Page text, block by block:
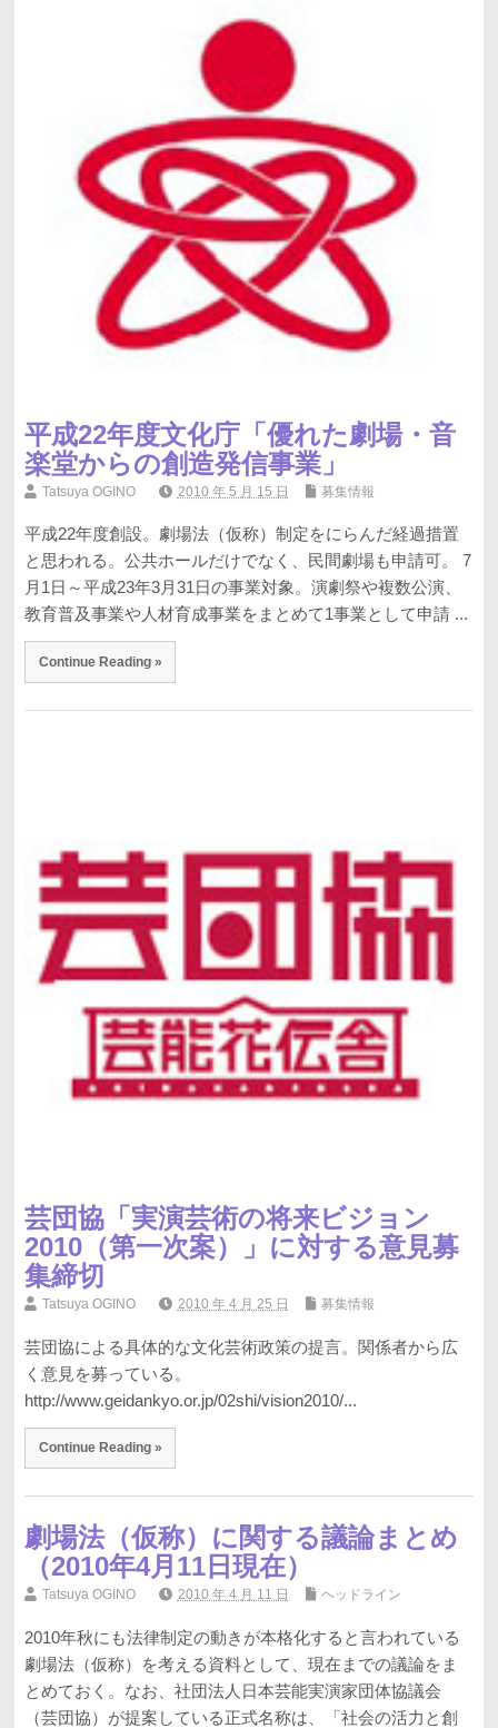
平成22年度文化庁「優れた劇場・音
楽堂からの創造発信事業」
Tatsuya OGINO 2010 年 5 月 15 日 募集情報
平成22年度創設。劇場法（仮称）制定をにらんだ経過措置
と思われる。公共ホールだけでなく、民間劇場も申請可。 7
月1日～平成23年3月31日の事業対象。演劇祭や複数公演、
教育普及事業や人材育成事業をまとめて1事業として申請 ...
Continue Reading »
芸団協「実演芸術の将来ビジョン
2010（第一次案）」に対する意見募
集締切
Tatsuya OGINO 2010 年 4 月 25 日 募集情報
芸団協による具体的な文化芸術政策の提言。関係者から広
く意見を募っている。
http://www.geidankyo.or.jp/02shi/vision2010/...
Continue Reading »
劇場法（仮称）に関する議論まとめ
（2010年4月11日現在）
Tatsuya OGINO 2010 年 4 月 11 日 ヘッドライン
2010年秋にも法律制定の動きが本格化すると言われている
劇場法（仮称）を考える資料として、現在までの議論をま
とめておく。なお、社団法人日本芸能実演家団体協議会
（芸団協）が提案している正式名称は、「社会の活力と創